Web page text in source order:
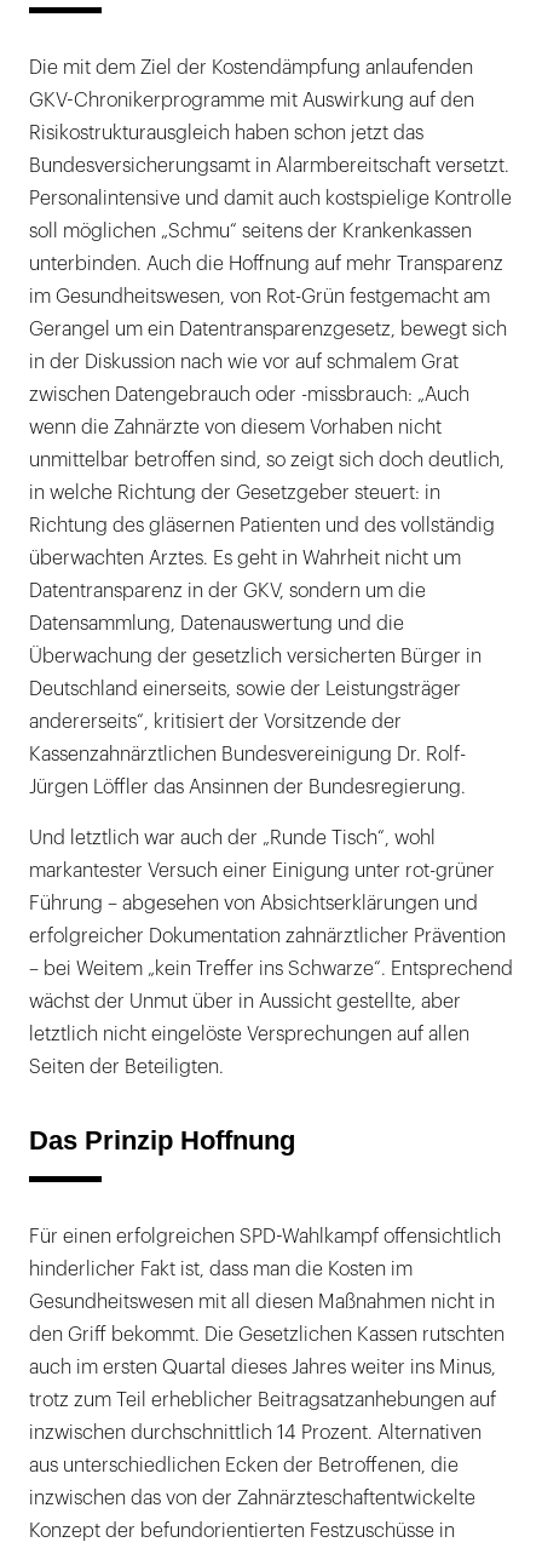
Die mit dem Ziel der Kostendämpfung anlaufenden
GKV-Chronikerprogramme mit Auswirkung auf den
Risikostrukturausgleich haben schon jetzt das
Bundesversicherungsamt in Alarmbereitschaft versetzt.
Personalintensive und damit auch kostspielige Kontrolle
soll möglichen „Schmu“ seitens der Krankenkassen
unterbinden. Auch die Hoffnung auf mehr Transparenz
im Gesundheitswesen, von Rot-Grün festgemacht am
Gerangel um ein Datentransparenzgesetz, bewegt sich
in der Diskussion nach wie vor auf schmalem Grat
zwischen Datengebrauch oder -missbrauch: „Auch
wenn die Zahnärzte von diesem Vorhaben nicht
unmittelbar betroffen sind, so zeigt sich doch deutlich,
in welche Richtung der Gesetzgeber steuert: in
Richtung des gläsernen Patienten und des vollständig
überwachten Arztes. Es geht in Wahrheit nicht um
Datentransparenz in der GKV, sondern um die
Datensammlung, Datenauswertung und die
Überwachung der gesetzlich versicherten Bürger in
Deutschland einerseits, sowie der Leistungsträger
andererseits“, kritisiert der Vorsitzende der
Kassenzahnärztlichen Bundesvereinigung Dr. Rolf-
Jürgen Löffler das Ansinnen der Bundesregierung.
Und letztlich war auch der „Runde Tisch“, wohl
markantester Versuch einer Einigung unter rot-grüner
Führung – abgesehen von Absichtserklärungen und
erfolgreicher Dokumentation zahnärztlicher Prävention
– bei Weitem „kein Treffer ins Schwarze“. Entsprechend
wächst der Unmut über in Aussicht gestellte, aber
letztlich nicht eingelöste Versprechungen auf allen
Seiten der Beteiligten.
Das Prinzip Hoffnung
Für einen erfolgreichen SPD-Wahlkampf offensichtlich
hinderlicher Fakt ist, dass man die Kosten im
Gesundheitswesen mit all diesen Maßnahmen nicht in
den Griff bekommt. Die Gesetzlichen Kassen rutschten
auch im ersten Quartal dieses Jahres weiter ins Minus,
trotz zum Teil erheblicher Beitragsatzanhebungen auf
inzwischen durchschnittlich 14 Prozent. Alternativen
aus unterschiedlichen Ecken der Betroffenen, die
inzwischen das von der Zahnärzteschaftentwickelte
Konzept der befundorientierten Festzuschüsse in